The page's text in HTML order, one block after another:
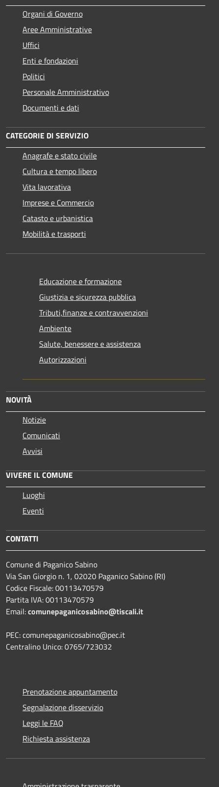
Organi di Governo
Aree Amministrative
Uffici
Enti e fondazioni
Politici
Personale Amministrativo
Documenti e dati
CATEGORIE DI SERVIZIO
Anagrafe e stato civile
Cultura e tempo libero
Vita lavorativa
Imprese e Commercio
Catasto e urbanistica
Mobilità e trasporti
Educazione e formazione
Giustizia e sicurezza pubblica
Tributi,finanze e contravvenzioni
Ambiente
Salute, benessere e assistenza
Autorizzazioni
NOVITÀ
Notizie
Comunicati
Avvisi
VIVERE IL COMUNE
Luoghi
Eventi
CONTATTI
Comune di Paganico Sabino
Via San Giorgio n. 1, 02020 Paganico Sabino (RI)
Codice Fiscale: 00113470579
Partita IVA: 00113470579
Email:comunepaganicosabino@tiscali.it
PEC: comunepaganicosabino@pec.it
Centralino Unico: 0765/723032
Prenotazione appuntamento
Segnalazione disservizio
Leggi le FAQ
Richiesta assistenza